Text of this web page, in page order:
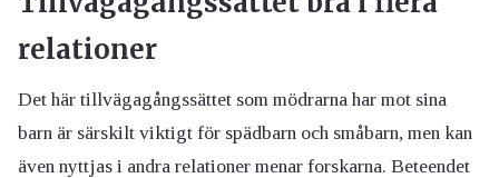
relationer
Det här tillvägagångssättet som mödrarna har mot sina
barn är särskilt viktigt för spädbarn och småbarn, men kan
även nyttjas i andra relationer menar forskarna. Beteendet